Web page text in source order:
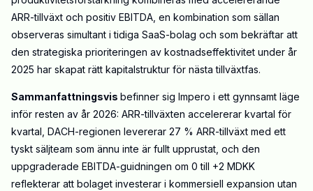
ARR-tillväxt och positiv EBITDA, en kombination som sällan
observeras simultant i tidiga SaaS-bolag och som bekräftar att
den strategiska prioriteringen av kostnadseffektivitet under år
2025 har skapat rätt kapitalstruktur för nästa tillväxtfas.
Sammanfattningsvis befinner sig Impero i ett gynnsamt läge
inför resten av år 2026: ARR-tillväxten accelererar kvartal för
kvartal, DACH-regionen levererar 27 % ARR-tillväxt med ett
tyskt säljteam som ännu inte är fullt upprustat, och den
uppgraderade EBITDA-guidningen om 0 till +2 MDKK
reflekterar att bolaget investerar i kommersiell expansion utan